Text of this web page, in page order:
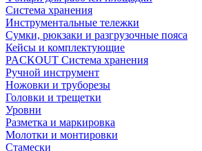
Система хранения
Инструментальные тележки
Сумки, рюкзаки и разгрузочные пояса
Кейсы и комплектующие
PACKOUT Система хранения
Ручной инструмент
Ножовки и труборезы
Головки и трещетки
Уровни
Разметка и маркировка
Молотки и монтировки
Стамески